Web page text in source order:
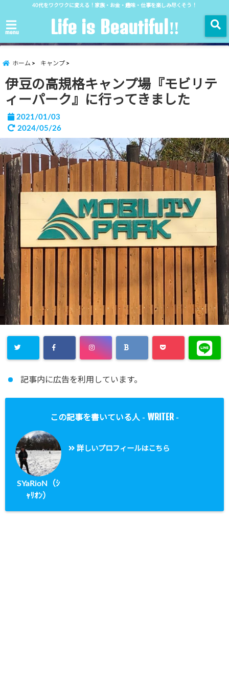
40代をワクワクに変える！家族・お金・趣味・仕事を楽しみ尽くそう！
menu Life is Beautiful‼︎
ホーム キャンプ
伊豆の高規格キャンプ場『モビリテ
ィーパーク』に行ってきました
2021/01/03
2024/05/26
記事内に広告を利用しています。
この記事を書いている人 - WRITER -
SYaRioN（ｼ
ｬﾘｵﾝ）
詳しいプロフィールはこちら